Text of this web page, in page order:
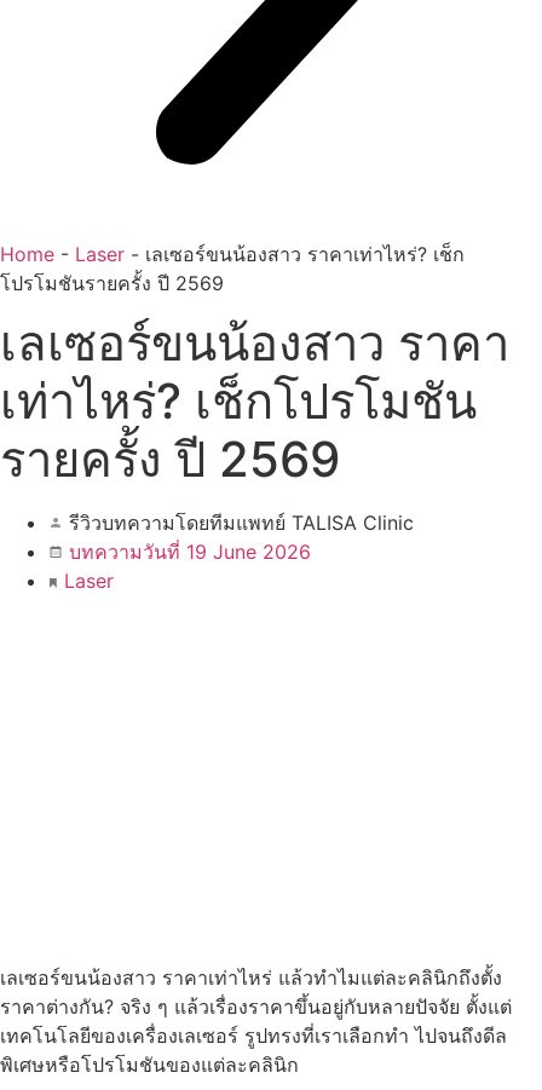
Home - Laser - เลเซอร์ขนน้องสาว ราคาเท่าไหร่? เช็ก
โปรโมชันรายครั้ง ปี 2569
เลเซอร์ขนน้องสาว ราคา
เท่าไหร่? เช็กโปรโมชัน
รายครั้ง ปี 2569
รีวิวบทความโดยทีมแพทย์ TALISA Clinic
บทความวันที่ 19 June 2026
Laser
เลเซอร์ขนน้องสาว ราคาเท่าไหร่ แล้วทำไมแต่ละคลินิกถึงตั้ง
ราคาต่างกัน? จริง ๆ แล้วเรื่องราคาขึ้นอยู่กับหลายปัจจัย ตั้งแต่
เทคโนโลยีของเครื่องเลเซอร์ รูปทรงที่เราเลือกทำ ไปจนถึงดีล
พิเศษหรือโปรโมชันของแต่ละคลินิก